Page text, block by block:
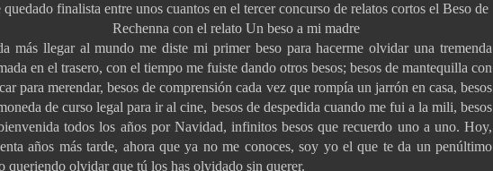
quedado finalista entre unos cuantos en el tercer concurso de relatos cortos el Beso de
Rechenna con el relato Un beso a mi madre
más llegar al mundo me diste mi primer beso para hacerme olvidar una tremenda
en el trasero, con el tiempo me fuiste dando otros besos; besos de mantequilla con
para merendar, besos de comprensión cada vez que rompía un jarrón en casa, besos
de curso legal para ir al cine, besos de despedida cuando me fui a la mili, besos
todos los años por Navidad, infinitos besos que recuerdo uno a uno. Hoy,
años más tarde, ahora que ya no me conoces, soy yo el que te da un penúltimo
queriendo olvidar que tú los has olvidado sin querer.